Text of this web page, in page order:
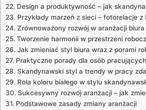
Design a produktywność – jak
Przykłady marzeń z sieci – fotorelacje
Zrównoważony rozwój w aranżacji
Tworzenie harmonii w przestrzeni
Jak zmieniać styl biura wraz z porami
Praktyczne porady dla osób
Skandynawski styl a trendy w pracy
Rola koloru białego w stylu
Sukcesywny rozwój aranżacji – jak
Podstawowe zasady zmiany aranżacji